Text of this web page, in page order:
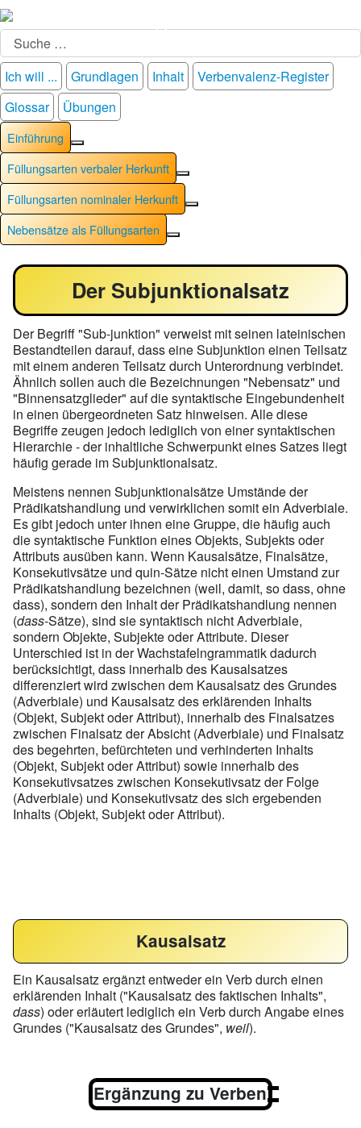
Suchen
Ich will ... Grundlagen Inhalt
Verbenvalenz-Register
Glossar
Übungen
Einführung
Weitere Informationen: Einführung
Füllungsarten verbaler Herkunft
Weitere Informationen:
Füllungsarten nominaler Herkunft
Weitere Informationen:
Nebensätze als Füllungsarten
Weitere Informationen:
Der Subjunktionalsatz
Der Begriff "Sub-junktion" verweist mit seinen lateinischen
Bestandteilen darauf, dass eine Subjunktion einen Teilsatz
mit einem anderen Teilsatz durch Unterordnung verbindet.
Ähnlich sollen auch die Bezeichnungen "Nebensatz" und
"Binnensatzglieder" auf die syntaktische Eingebundenheit
in einen übergeordneten Satz hinweisen. Alle diese
Begriffe zeugen jedoch lediglich von einer syntaktischen
Hierarchie - der inhaltliche Schwerpunkt eines Satzes liegt
häufig gerade im Subjunktionalsatz.
Meistens nennen Subjunktionalsätze Umstände der
Prädikatshandlung und verwirklichen somit ein Adverbiale.
Es gibt jedoch unter ihnen eine Gruppe, die häufig auch
die syntaktische Funktion eines Objekts, Subjekts oder
Attributs ausüben kann. Wenn Kausalsätze, Finalsätze,
Konsekutivsätze und quin-Sätze nicht einen Umstand zur
Prädikatshandlung bezeichnen (weil, damit, so dass, ohne
dass), sondern den Inhalt der Prädikatshandlung nennen
(dass-Sätze), sind sie syntaktisch nicht Adverbiale,
sondern Objekte, Subjekte oder Attribute. Dieser
Unterschied ist in der Wachstafelngrammatik dadurch
berücksichtigt, dass innerhalb des Kausalsatzes
differenziert wird zwischen dem Kausalsatz des Grundes
(Adverbiale) und Kausalsatz des erklärenden Inhalts
(Objekt, Subjekt oder Attribut), innerhalb des Finalsatzes
zwischen Finalsatz der Absicht (Adverbiale) und Finalsatz
des begehrten, befürchteten und verhinderten Inhalts
(Objekt, Subjekt oder Attribut) sowie innerhalb des
Konsekutivsatzes zwischen Konsekutivsatz der Folge
(Adverbiale) und Konsekutivsatz des sich ergebenden
Inhalts (Objekt, Subjekt oder Attribut).
Kausalsatz
Ein Kausalsatz ergänzt entweder ein Verb durch einen
erklärenden Inhalt ("Kausalsatz des faktischen Inhalts",
dass) oder erläutert lediglich ein Verb durch Angabe eines
Grundes ("Kausalsatz des Grundes", weil).
Ergänzung zu Verben